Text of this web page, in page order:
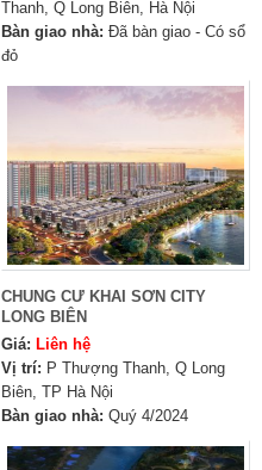
Thanh, Q Long Biên, Hà Nội
Bàn giao nhà: Đã bàn giao - Có sổ
đỏ
CHUNG CƯ KHAI SƠN CITY
LONG BIÊN
Giá: Liên hệ
Vị trí: P Thượng Thanh, Q Long
Biên, TP Hà Nội
Bàn giao nhà: Quý 4/2024